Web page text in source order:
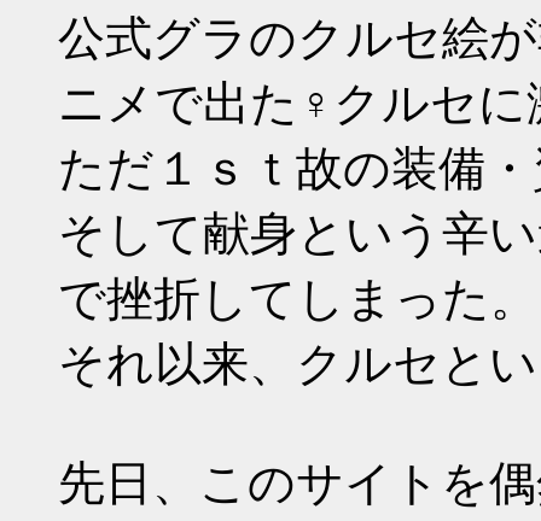
公式グラのクルセ絵
ニメで出た♀クルセ
ただ１ｓｔ故の装備
そして献身という辛
で挫折してしまった。
それ以来、クルセと
先日、このサイトを